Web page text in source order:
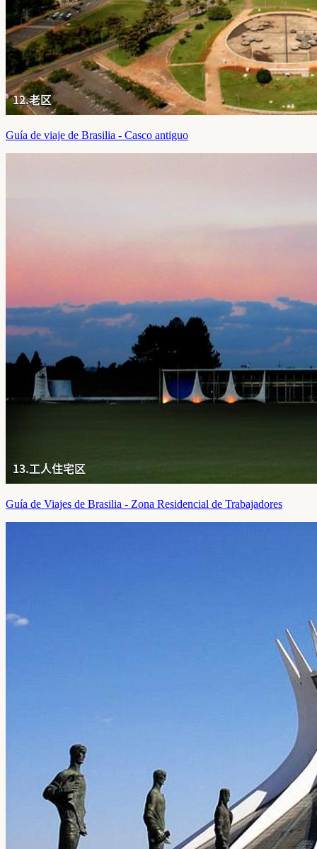
Guía de viaje de Brasilia - Casco antiguo
Guía de Viajes de Brasilia - Zona Residencial de Trabajadores